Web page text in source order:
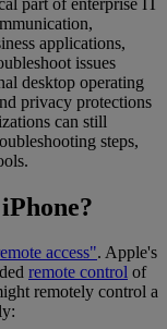
applications,
issues
desktop operating
privacy protections
can still
steps,
access". Apple's
remote control of
remotely control a